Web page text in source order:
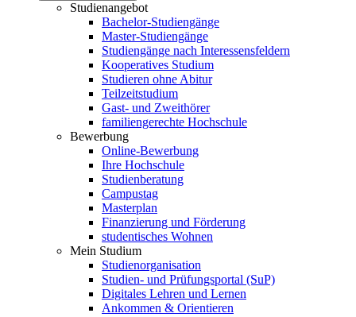
Studienangebot
Bachelor-Studiengänge
Master-Studiengänge
Studiengänge nach Interessensfeldern
Kooperatives Studium
Studieren ohne Abitur
Teilzeitstudium
Gast- und Zweithörer
familiengerechte Hochschule
Bewerbung
Online-Bewerbung
Ihre Hochschule
Studienberatung
Campustag
Masterplan
Finanzierung und Förderung
studentisches Wohnen
Mein Studium
Studienorganisation
Studien- und Prüfungsportal (SuP)
Digitales Lehren und Lernen
Ankommen & Orientieren